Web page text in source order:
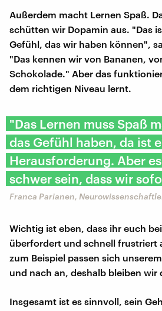
Außerdem macht Lernen Spaß.
schütten wir Dopamin aus. "Das
Gefühl, das wir haben können",
"Das kennen wir von Bananen,
Schokolade." Aber das
dem richtigen Niveau lernt.
"Das Lernen muss Spaß
das Gefühl haben, da ist
Herausforderung. Aber
schwer sein, dass wir
Franca Parianen,
Wichtig ist eben, dass ihr euch
überfordert und schnell frustriert
zum Beispiel passen sich
und nach an, deshalb bleiben wir
Insgesamt ist es sinnvoll, sein